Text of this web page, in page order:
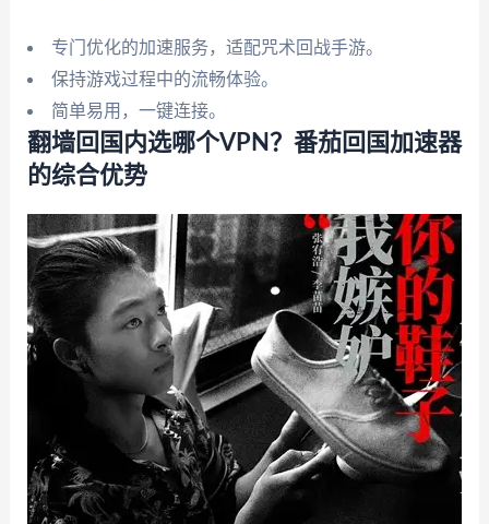
专门优化的加速服务，适配咒术回战手游。
保持游戏过程中的流畅体验。
简单易用，一键连接。
翻墙回国内选哪个VPN？番茄回国加速器
的综合优势